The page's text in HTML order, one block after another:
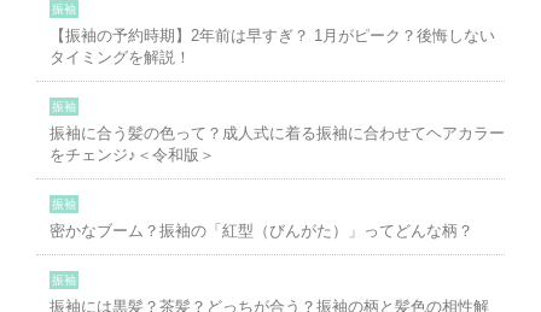
振袖
【振袖の予約時期】2年前は早すぎ？ 1月がピーク？後悔しない
タイミングを解説！
振袖
振袖に合う髪の色って？成人式に着る振袖に合わせてヘアカラー
をチェンジ♪＜令和版＞
振袖
密かなブーム？振袖の「紅型（びんがた）」ってどんな柄？
振袖
振袖には黒髪？茶髪？どっちが合う？振袖の柄と髪色の相性解